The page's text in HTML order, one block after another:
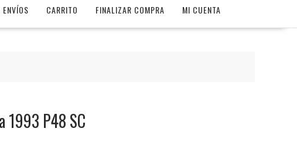
CARRITO FINALIZAR COMPRA MI CUENTA
1993 P48 SC